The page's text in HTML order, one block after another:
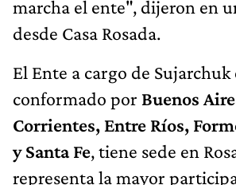
marcha el ente", dijeron en
desde Casa Rosada.
El Ente a cargo de Sujarchuk
conformado por Buenos
Corrientes, Entre Ríos,
y Santa Fe, tiene sede en
representa la mayor